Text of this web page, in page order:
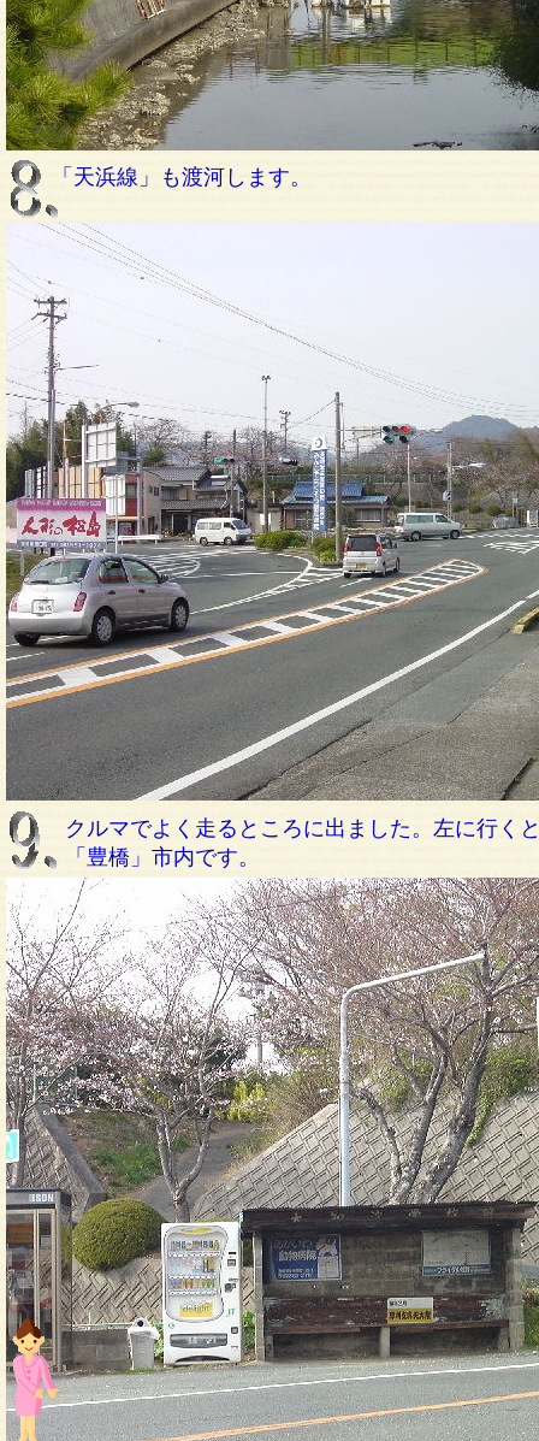
「天浜線」も渡河します。
クルマでよく走るところに出ました。左に行く
「豊橋」市内です。